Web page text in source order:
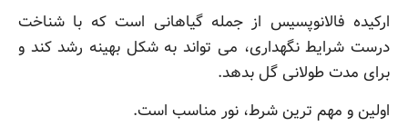
ارکیده فالانوپسیس از جمله گیاهانی است که با شناخت
درست شرایط نگهداری، می تواند به شکل بهینه رشد کند و
برای مدت طولانی گل بدهد.
اولین و مهم ترین شرط، نور مناسب است.